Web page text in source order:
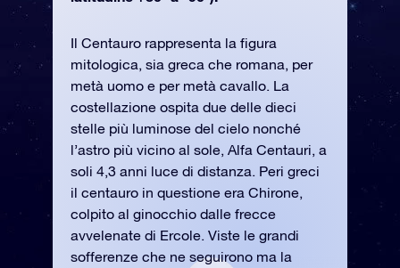
Il Centauro rappresenta la figura
mitologica, sia greca che romana, per
metà uomo e per metà cavallo. La
costellazione ospita due delle dieci
stelle più luminose del cielo nonché
l’astro più vicino al sole, Alfa Centauri, a
soli 4,3 anni luce di distanza. Peri greci
il centauro in questione era Chirone,
colpito al ginocchio dalle frecce
avvelenate di Ercole. Viste le grandi
sofferenze che ne seguirono ma la